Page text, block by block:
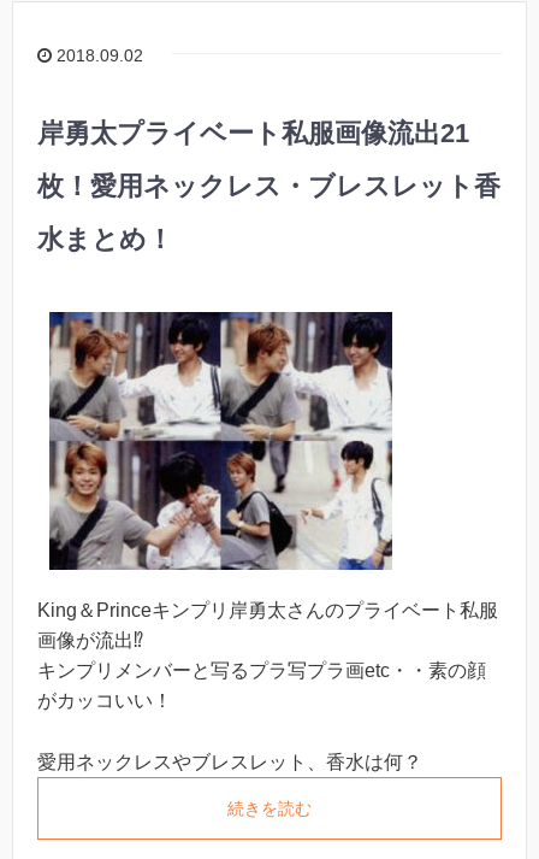
2018.09.02
岸勇太プライベート私服画像流出21
枚！愛用ネックレス・ブレスレット香
水まとめ！
King＆Princeキンプリ岸勇太さんのプライベート私服
画像が流出⁉︎
キンプリメンバーと写るプラ写プラ画etc・・素の顔
がカッコいい！
愛用ネックレスやブレスレット、香水は何？
続きを読む